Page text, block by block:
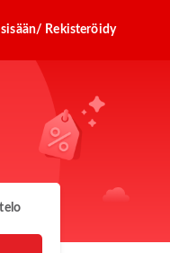
Rekisteröidy